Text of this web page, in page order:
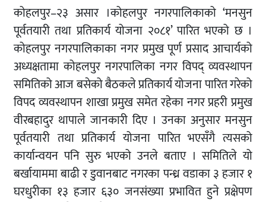
कोहलपुर–२३ असार ।कोहलपुर नगरपालिकाको ‘मनसुन
पूर्वतयारी तथा प्रतिकार्य योजना २०८१’ पारित भएको छ ।
कोहलपुर नगरपालिकाका नगर प्रमुख पूर्ण प्रसाद आचार्यको
अध्यक्षतामा कोहलपुर नगरपालिका नगर विपद् व्यवस्थापन
समितिको आज बसेको बैठकले प्रतिकार्य योजना पारित गरेको
विपद व्यवस्थापन शाखा प्रमुख समेत रहेका नगर प्रहरी प्रमुख
वीरबहादुर थापाले जानकारी दिए । उनका अनुसार मनसुन
पूर्वतयारी तथा प्रतिकार्य योजना पारित भएसँगै त्यसको
कार्यान्वयन पनि सुरु भएको उनले बताए । समितिले यो
बर्खायाममा बाढी र डुवानबाट नगरका पन्ध्र वडाका ३ हजार १
घरधुरीका १३ हजार ६३० जनसंख्या प्रभावित हुने प्रक्षेपण